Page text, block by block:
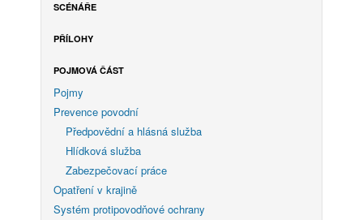
SCÉNÁŘE
PŘÍLOHY
POJMOVÁ ČÁST
Pojmy
Prevence povodní
Předpovědní a hlásná služba
Hlídková služba
Zabezpečovací práce
Opatření v krajině
Systém protipovodňové ochrany